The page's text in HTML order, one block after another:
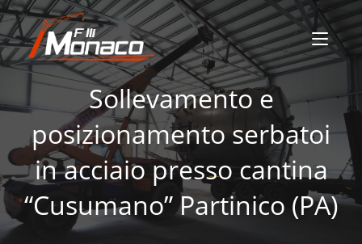
Sollevamento e
posizionamento serbatoi
in acciaio presso cantina
“Cusumano” Partinico (PA)